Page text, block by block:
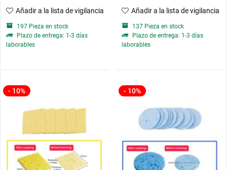
Añadir a la lista de vigilancia
197 Pieza en stock
Plazo de entrega: 1-3 días
laborables
Añadir a la lista de vigilancia
137 Pieza en stock
Plazo de entrega: 1-3 días
laborables
- 10% - 10%